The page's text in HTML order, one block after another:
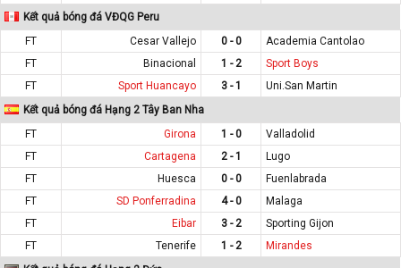
Kết quả bóng đá VĐQG Peru
FT
Cesar Vallejo 0 - 0
Academia Cantolao
FT
Binacional 1 - 2
Sport Boys
FT
Sport Huancayo 3 - 1
Uni.San Martin
Kết quả bóng đá Hạng 2 Tây Ban Nha
FT
Girona 1 - 0
Valladolid
FT
Cartagena 2 - 1
Lugo
FT
Huesca 0 - 0
Fuenlabrada
FT
SD Ponferradina 4 - 0
Malaga
FT
Eibar 3 - 2
Sporting Gijon
FT
Tenerife 1 - 2
Mirandes